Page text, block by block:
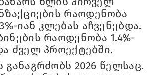
რაოდენობა
იან კლებას აჩვენებდა.
რაოდენობა 1.4%-
ძველ პროექტებში.
2026 წელსაც.